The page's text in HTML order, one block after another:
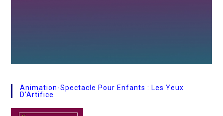
Animation-Spectacle Pour Enfants : Les Yeux
D’Artifice